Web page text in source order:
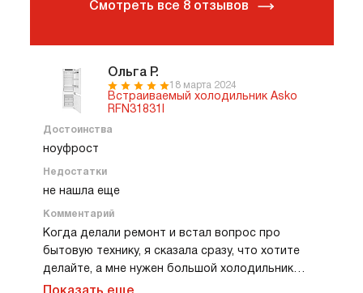
Ольга Р.
18 марта 2024
Встраиваемый холодильник Asko
RFN31831I
Достоинства
ноуфрост
Недостатки
не нашла еще
Комментарий
Когда делали ремонт и встал вопрос про
бытовую технику, я сказала сразу, что хотите
делайте, а мне нужен большой холодильник
ноуфрост. Хватит с меня ручной разморозки,
Смотреть все 8 отзывов